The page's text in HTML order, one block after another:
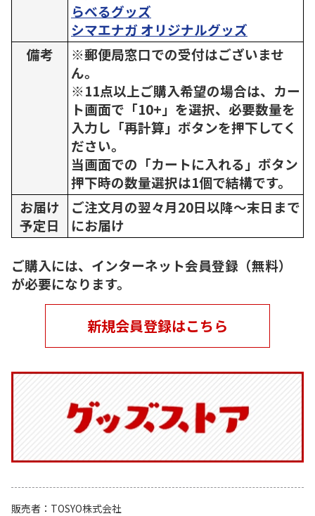
らべるグッズ
シマエナガ オリジナルグッズ
備考
※郵便局窓口での受付はございませ
ん。
※11点以上ご購入希望の場合は、カー
ト画面で「10+」を選択、必要数量を
入力し「再計算」ボタンを押下してく
ださい。
当画面での「カートに入れる」ボタン
押下時の数量選択は1個で結構です。
お届け
予定日
ご注文月の翌々月20日以降～末日まで
にお届け
ご購入には、インターネット会員登録（無料）
が必要になります。
新規会員登録はこちら
販売者
TOSYO株式会社